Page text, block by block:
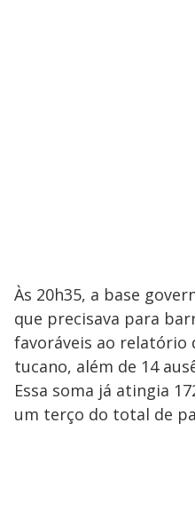
Às 20h35, a base
que precisava para
favoráveis ao relatório
tucano, além de 14
Essa soma já atingia
um terço do total de